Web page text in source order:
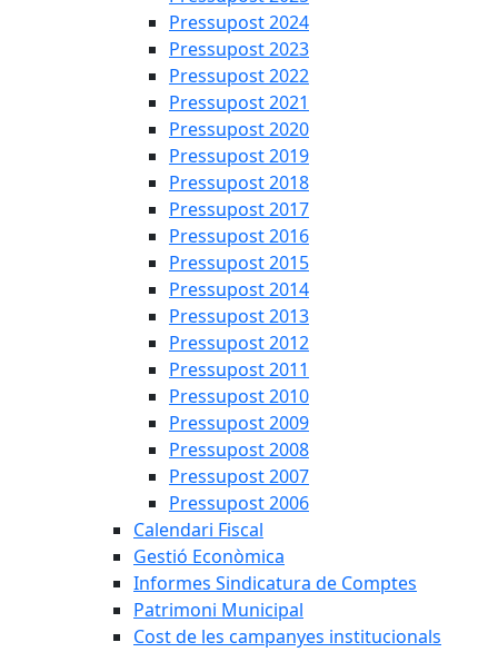
Pressupost 2024
Pressupost 2023
Pressupost 2022
Pressupost 2021
Pressupost 2020
Pressupost 2019
Pressupost 2018
Pressupost 2017
Pressupost 2016
Pressupost 2015
Pressupost 2014
Pressupost 2013
Pressupost 2012
Pressupost 2011
Pressupost 2010
Pressupost 2009
Pressupost 2008
Pressupost 2007
Pressupost 2006
Calendari Fiscal
Gestió Econòmica
Informes Sindicatura de Comptes
Patrimoni Municipal
Cost de les campanyes institucionals